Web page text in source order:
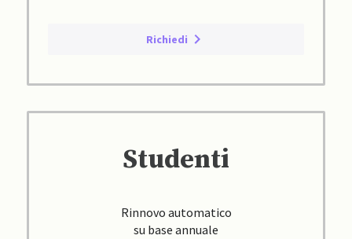
Richiedi
Studenti
Rinnovo automatico
su base annuale